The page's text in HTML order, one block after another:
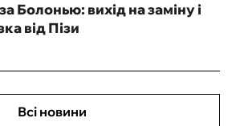
Болонью: вихід на заміну і
від Пізи
Всі новини